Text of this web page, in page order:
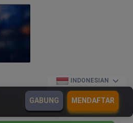
INDONESIAN
GABUNG MENDAFTAR